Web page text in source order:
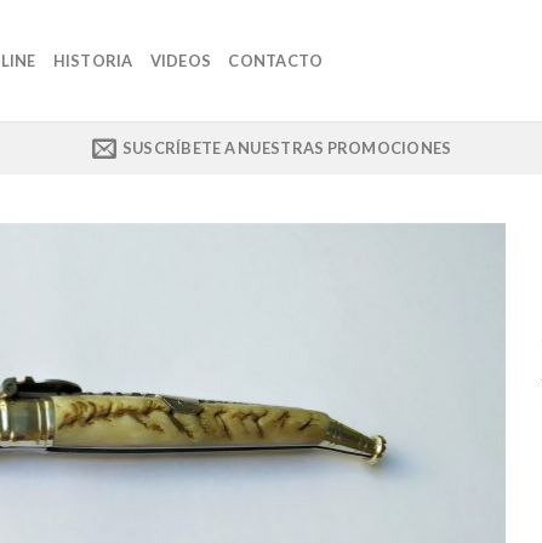
HISTORIA VIDEOS CONTACTO
SUSCRÍBETE A NUESTRAS PROMOCIONES